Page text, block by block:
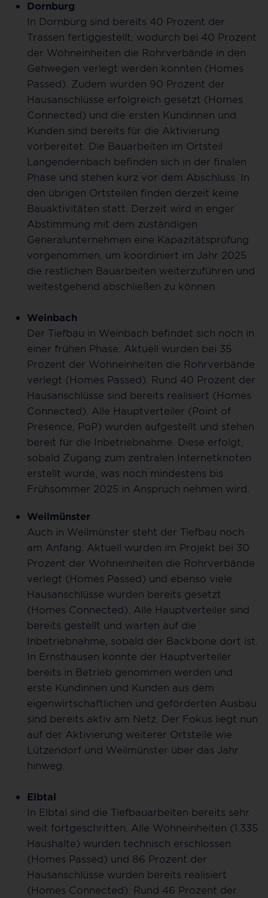
Dornburg
In Dornburg sind bereits 40 Prozent der
Trassen fertiggestellt, wodurch bei 40 Prozent
der Wohneinheiten die Rohrverbände in den
Gehwegen verlegt werden konnten (Homes
Passed). Zudem wurden 90 Prozent der
Hausanschlüsse erfolgreich gesetzt (Homes
Connected) und die ersten Kundinnen und
Kunden sind bereits für die Aktivierung
vorbereitet. Die Bauarbeiten im Ortsteil
Langendernbach befinden sich in der finalen
Phase und stehen kurz vor dem Abschluss. In
den übrigen Ortsteilen finden derzeit keine
Bauaktivitäten statt. Derzeit wird in enger
Abstimmung mit dem zuständigen
Generalunternehmen eine Kapazitätsprüfung
vorgenommen, um koordiniert im Jahr 2025
die restlichen Bauarbeiten weiterzuführen und
weitestgehend abschließen zu können.
Weinbach
Der Tiefbau in Weinbach befindet sich noch in
einer frühen Phase. Aktuell wurden bei 35
Prozent der Wohneinheiten die Rohrverbände
verlegt (Homes Passed). Rund 40 Prozent der
Hausanschlüsse sind bereits realisiert (Homes
Connected). Alle Hauptverteiler (Point of
Presence, PoP) wurden aufgestellt und stehen
bereit für die Inbetriebnahme. Diese erfolgt,
sobald Zugang zum zentralen Internetknoten
erstellt wurde, was noch mindestens bis
Frühsommer 2025 in Anspruch nehmen wird.
Weilmünster
Auch in Weilmünster steht der Tiefbau noch
am Anfang. Aktuell wurden im Projekt bei 30
Prozent der Wohneinheiten die Rohrverbände
verlegt (Homes Passed) und ebenso viele
Hausanschlüsse wurden bereits gesetzt
(Homes Connected). Alle Hauptverteiler sind
bereits gestellt und warten auf die
Inbetriebnahme, sobald der Backbone dort ist.
In Ernsthausen konnte der Hauptverteiler
bereits in Betrieb genommen werden und
erste Kundinnen und Kunden aus dem
eigenwirtschaftlichen und geförderten Ausbau
sind bereits aktiv am Netz. Der Fokus liegt nun
auf der Aktivierung weiterer Ortsteile wie
Lützendorf und Weilmünster über das Jahr
hinweg.
Elbtal
In Elbtal sind die Tiefbauarbeiten bereits sehr
weit fortgeschritten. Alle Wohneinheiten (1.335
Haushalte) wurden technisch erschlossen
(Homes Passed) und 86 Prozent der
Hausanschlüsse wurden bereits realisiert
(Homes Connected). Rund 46 Prozent der